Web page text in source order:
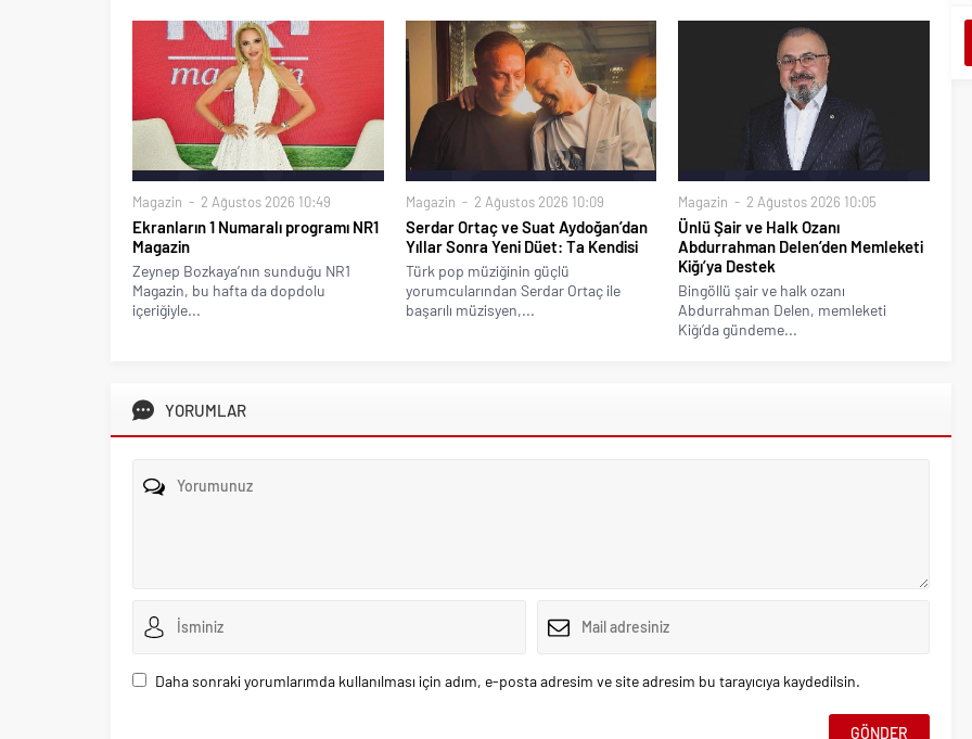
Magazin 2 Ağustos 2026 10:49
Ekranların 1 Numaralı programı NR1
Magazin
Zeynep Bozkaya’nın sunduğu NR1
Magazin, bu hafta da dopdolu
içeriğiyle...
Magazin 2 Ağustos 2026 10:09
Serdar Ortaç ve Suat Aydoğan’dan
Yıllar Sonra Yeni Düet: Ta Kendisi
Türk pop müziğinin güçlü
yorumcularından Serdar Ortaç ile
başarılı müzisyen,...
Magazin 2 Ağustos 2026 10:05
Ünlü Şair ve Halk Ozanı
Abdurrahman Delen’den Memleketi
Kiğı’ya Destek
Bingöllü şair ve halk ozanı
Abdurrahman Delen, memleketi
Kiğı’da gündeme...
YORUMLAR
Daha sonraki yorumlarımda kullanılması için adım, e-posta adresim ve site adresim bu tarayıcıya kaydedilsin.